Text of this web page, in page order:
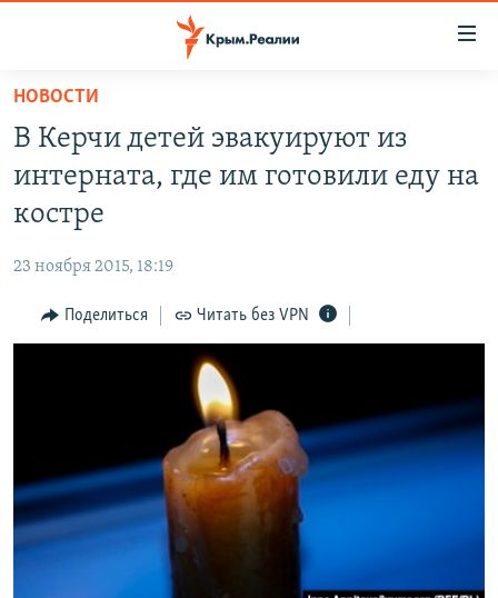
Вернуться
основному
содержанию
Вернутся
главной
навигации
Вернутся
СПЕЦПРОЕКТЫ
11 ЛЕТ ОККУПАЦИИ КРЫМА. 11 ИСТОРИЙ СОПРОТИВЛЕНИЯ
ЕЩЕ
ИНТЕРАКТИВ
ТЕЛЕПРОЕКТ КРЫМ.РЕАЛИИ
СОВЕТЫ ПРАВОЗАЩИТНИКОВ
ПРОПАВШИЕ БЕЗ ВЕСТИ
ПОБЕДИТЕЛЕЙ НЕ СУДЯТ?
КРЫМ.НЕПОКОРЕННЫЙ
РАДІО СВОБОДА
КАК ОБОЙТИ БЛОКИРОВКУ
ПРИСОЕДИНЯЙТЕСЬ!
НОВОСТИ
В Керчи детей эвакуируют из
интерната, где им готовили еду на
костре
23 ноября 2015, 18:19
Поделиться Читать без VPN